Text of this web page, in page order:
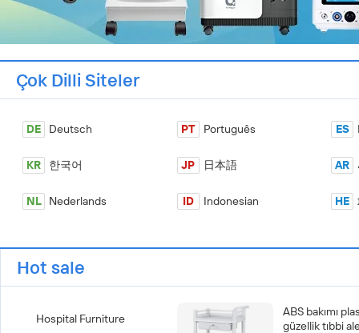
Çok Dilli Siteler
DE Deutsch PT Português ES
KR 한국어 JP 日本語 AR
NL Nederlands ID Indonesian HE
Hot sale
Hospital Furniture
ABS bakımı
güzellik tıbbi